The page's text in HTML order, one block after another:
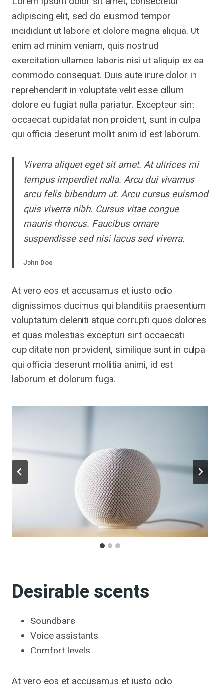
adipiscing elit, sed do eiusmod tempor
incididunt ut labore et dolore magna aliqua. Ut
enim ad minim veniam, quis nostrud
exercitation ullamco laboris nisi ut aliquip ex ea
commodo consequat. Duis aute irure dolor in
reprehenderit in voluptate velit esse cillum
dolore eu fugiat nulla pariatur. Excepteur sint
occaecat cupidatat non proident, sunt in culpa
qui officia deserunt mollit anim id est laborum.
Viverra aliquet eget sit amet. At ultrices mi
tempus imperdiet nulla. Arcu dui vivamus
arcu felis bibendum ut. Arcu cursus euismod
quis viverra nibh. Cursus vitae congue
mauris rhoncus. Faucibus ornare
suspendisse sed nisi lacus sed viverra.
John Doe
At vero eos et accusamus et iusto odio
dignissimos ducimus qui blanditiis praesentium
voluptatum deleniti atque corrupti quos dolores
et quas molestias excepturi sint occaecati
cupiditate non provident, similique sunt in culpa
qui officia deserunt mollitia animi, id est
laborum et dolorum fuga.
Desirable scents
Soundbars
Voice assistants
Comfort levels
At vero eos et accusamus et iusto odio